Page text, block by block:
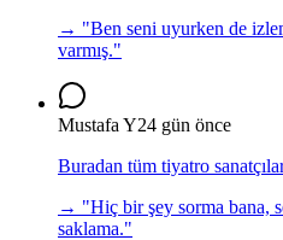
→ "Ben seni uyurken de
varmış."
Mustafa Y24 gün önce
Buradan tüm tiyatro
→ "Hiç bir şey sorma bana,
saklama."